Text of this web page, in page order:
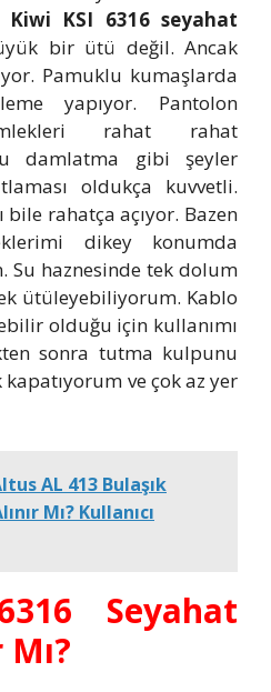
Kiwi KSI 6316 seyahat
bir ütü değil. Ancak
Pamuklu kumaşlarda
yapıyor. Pantolon
rahat rahat
damlatma gibi şeyler
oldukça kuvvetli.
bile rahatça açıyor. Bazen
dikey konumda
haznesinde tek dolum
ütüleyebiliyorum. Kablo
olduğu için kullanımı
sonra tutma kulpunu
ve çok az yer
AL 413 Bulaşık
Mı? Kullanıcı
Seyahat